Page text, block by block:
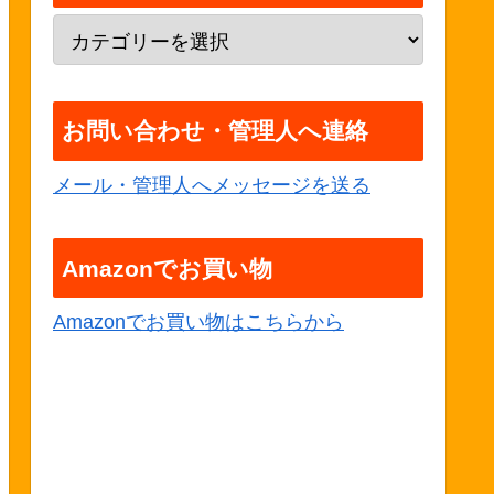
お問い合わせ・管理人へ連絡
メール・管理人へメッセージを送る
Amazonでお買い物
Amazonでお買い物はこちらから